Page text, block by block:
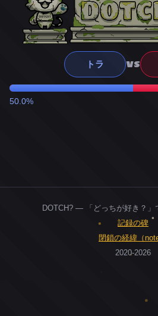
トラ VS
50.0%
DOTCH? — 「どっちが好き？」
記録の碑
閉鎖の経緯（note
2020-2026